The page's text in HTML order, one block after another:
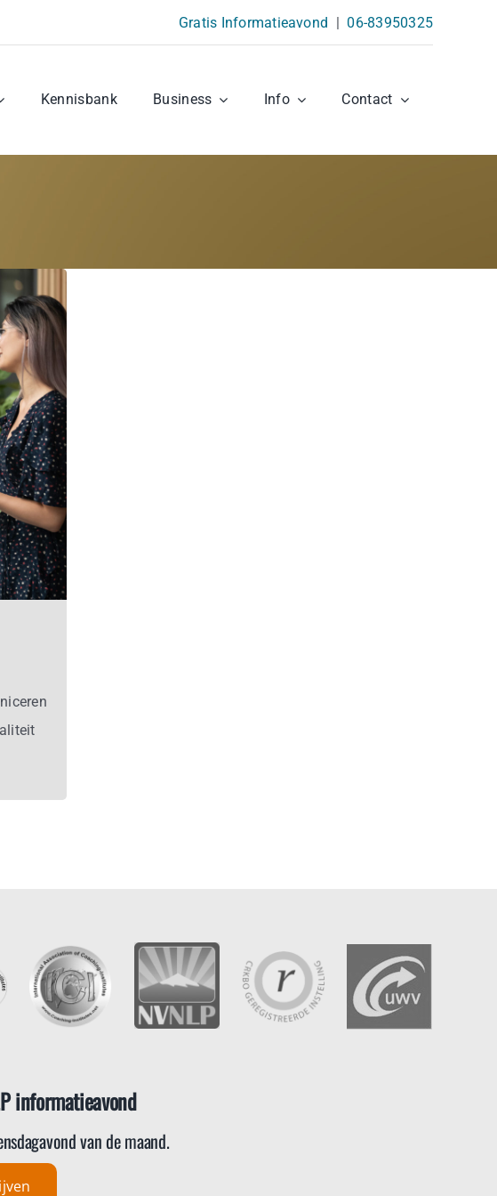
Gratis Informatieavond | 06-83950325
Kennisbank Business Info Contact
informatieavond
van de maand.